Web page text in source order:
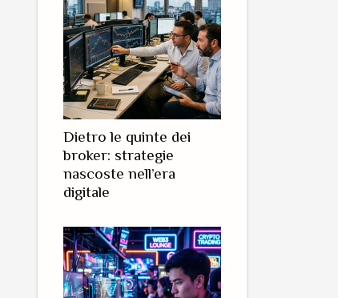
Dietro le quinte dei
broker: strategie
nascoste nell’era
digitale